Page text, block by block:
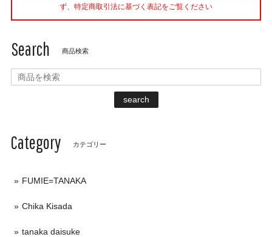
ず、特定商取引法に基づく表記をご覧ください
Search 商品検索
search
Category カテゴリー
FUMIE=TANAKA
Chika Kisada
tanaka daisuke